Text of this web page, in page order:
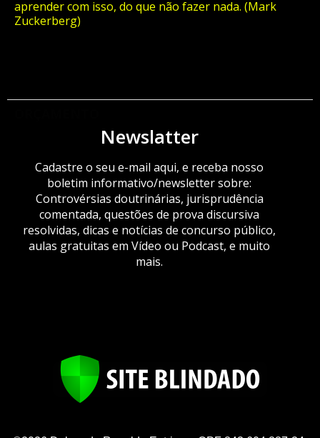
aprender com isso, do que não fazer nada. (Mark
Zuckerberg)
Newslatter
Cadastre o seu e-mail aqui, e receba nosso
boletim informativo/newsletter sobre:
Controvérsias doutrinárias, jurisprudência
comentada, questões de prova discursiva
resolvidas, dicas e notícias de concurso público,
aulas gratuitas em Vídeo ou Podcast, e muito
mais.